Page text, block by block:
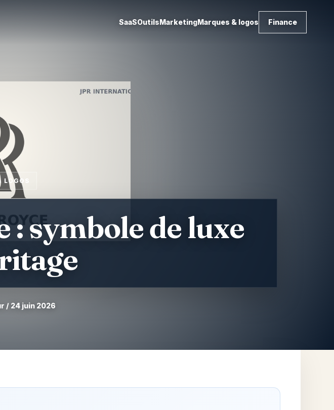
SaaSOutilsMarketingMarques & logos Finance
LOGOS
: symbole de luxe
/ 24 juin 2026